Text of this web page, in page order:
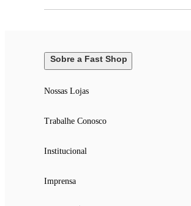
Sobre a Fast Shop
Nossas Lojas
Trabalhe Conosco
Institucional
Imprensa